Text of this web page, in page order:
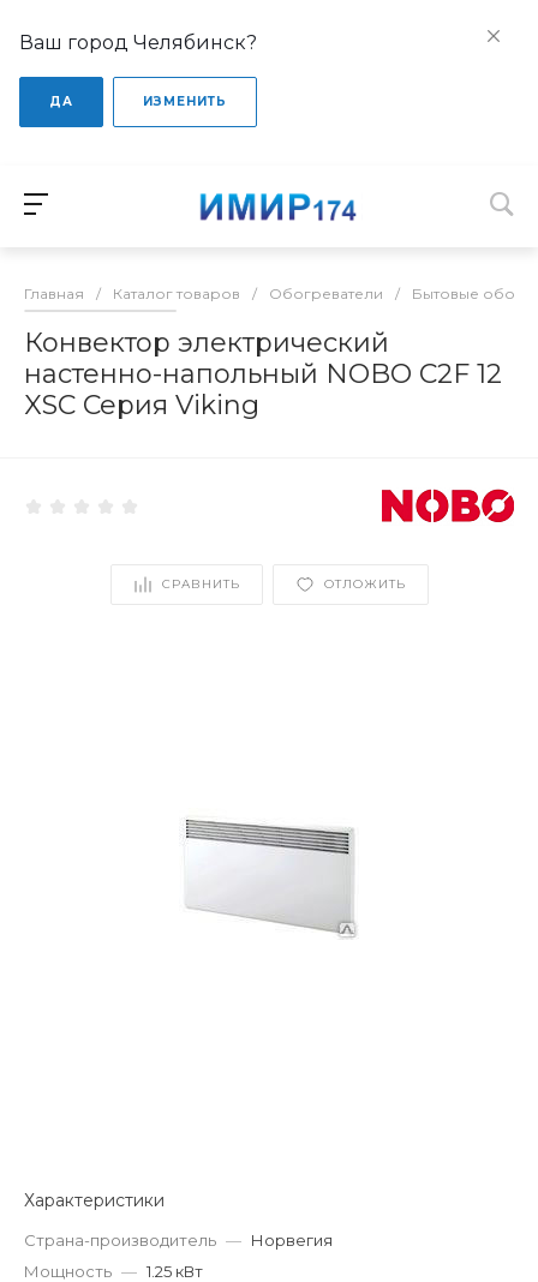
Ваш город Челябинск?
ДА ИЗМЕНИТЬ
Главная / Каталог товаров / Обогреватели / Бытовые
Конвектор электрический
настенно-напольный NOBO C2F 12
XSC Серия Viking
СРАВНИТЬ ОТЛОЖИТЬ
Характеристики
Страна-производитель — Норвегия
Мощность — 1.25 кВт